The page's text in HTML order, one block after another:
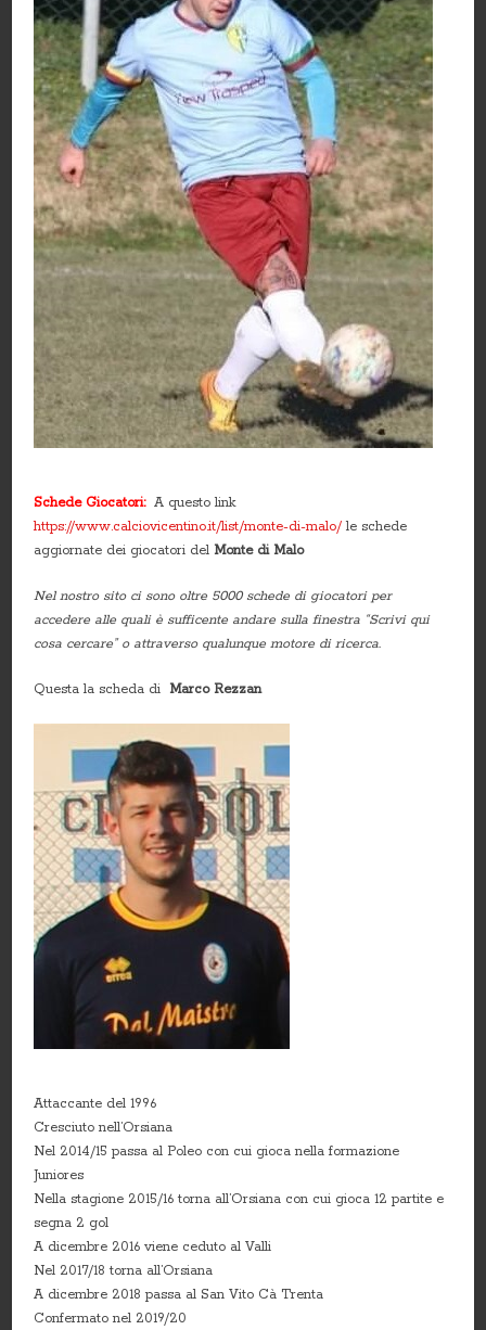
Schede Giocatori:A questo link
https://www.calciovicentino.it/list/monte-di-malo/ le schede
aggiornate dei giocatori delMonte di Malo
Nel nostro sito ci sono oltre 5000 schede di giocatori per
accedere alle quali è sufficente andare sulla finestra “Scrivi qui
cosa cercare” o attraverso qualunque motore di ricerca.
Questa la scheda diMarco Rezzan
Attaccante del 1996
Cresciuto nell’Orsiana
Nel 2014/15 passa al Poleo con cui gioca nella formazione
Juniores
Nella stagione 2015/16 torna all’Orsiana con cui gioca 12 partite e
segna 2 gol
A dicembre 2016 viene ceduto al Valli
Nel 2017/18 torna all’Orsiana
A dicembre 2018 passa al San Vito Cà Trenta
Confermato nel 2019/20